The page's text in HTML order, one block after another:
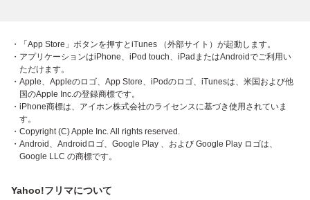
・「App Store」ボタンを押すとiTunes （外部サイト）が起動します。
・アプリケーションはiPhone、iPod touch、iPadまたはAndroidでご利用い
ただけます。
・Apple、Appleのロゴ、App Store、iPodのロゴ、iTunesは、米国および他
国のApple Inc.の登録商標です。
・iPhone商標は、アイホン株式会社のライセンスに基づき使用されていま
す。
・Copyright (C) Apple Inc. All rights reserved.
・Android、Androidロゴ、Google Play 、および Google Play ロゴは、
Google LLC の商標です。
Yahoo!フリマについて